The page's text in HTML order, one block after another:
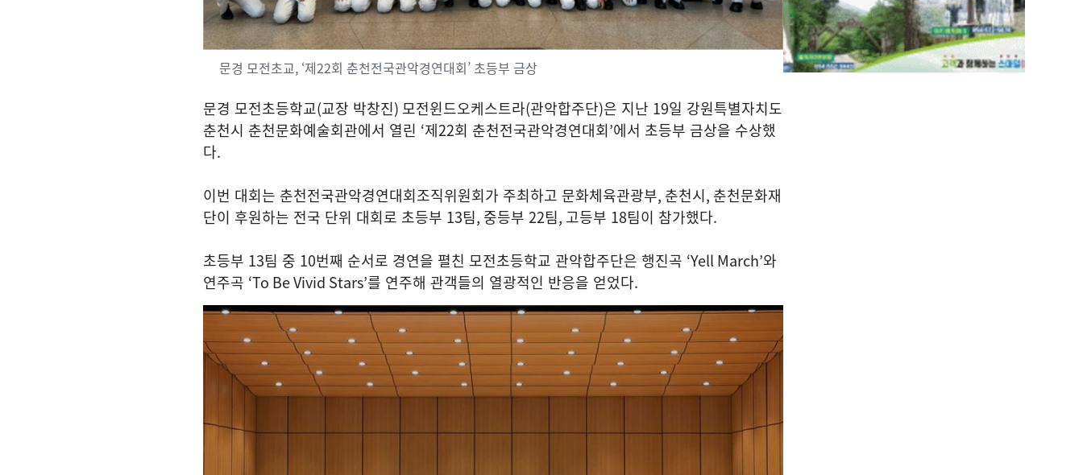
문경 모전초교, ‘제22회 춘천전국관악경연대회’ 초등부 금상
문경 모전초등학교(교장 박창진) 모전윈드오케스트라(관악합주단)은 지난 19일 강원특별자치도
춘천시 춘천문화예술회관에서 열린 ‘제22회 춘천전국관악경연대회’에서 초등부 금상을 수상했
다.
이번 대회는 춘천전국관악경연대회조직위원회가 주최하고 문화체육관광부, 춘천시, 춘천문화재
단이 후원하는 전국 단위 대회로 초등부 13팀, 중등부 22팀, 고등부 18팀이 참가했다.
초등부 13팀 중 10번째 순서로 경연을 펼친 모전초등학교 관악합주단은 행진곡 ‘Yell March’와
연주곡 ‘To Be Vivid Stars’를 연주해 관객들의 열광적인 반응을 얻었다.